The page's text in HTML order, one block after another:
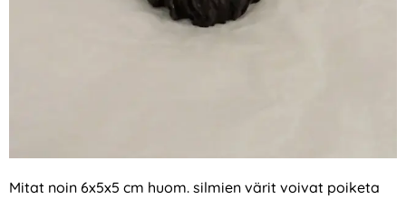
Mitat noin 6x5x5 cm huom. silmien värit voivat poiketa